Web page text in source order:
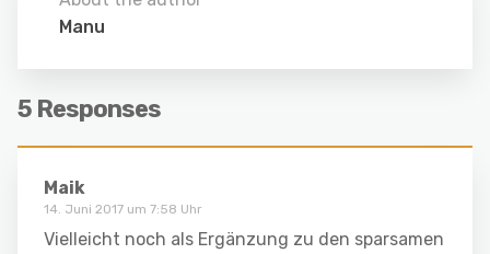
Manu
5 Responses
Maik
14. Juni 2017 um 7:58 Uhr
Vielleicht noch als Ergänzung zu den sparsamen